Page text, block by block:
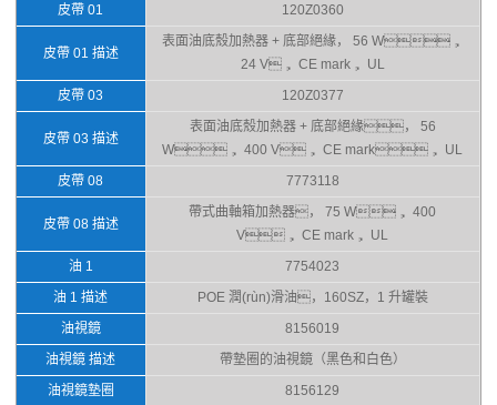
皮帶 01
120Z0360
皮帶 01 描述
表面油底殼加熱器 + 底部絕緣， 56 W，
24 V， CE mark， UL
皮帶 03
120Z0377
皮帶 03 描述
表面油底殼加熱器 + 底部絕緣， 56
W， 400 V， CE mark， UL
皮帶 08
7773118
皮帶 08 描述
帶式曲軸箱加熱器， 75 W， 400
V， CE mark， UL
油 1
7754023
油 1 描述
POE 潤(rùn)滑油，160SZ，1 升罐裝
油視鏡
8156019
油視鏡 描述
帶墊圈的油視鏡（黑色和白色）
油視鏡墊圈
8156129